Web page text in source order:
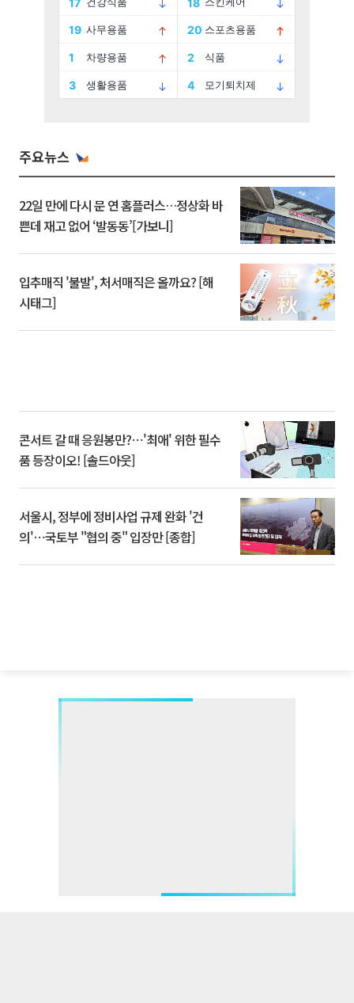
주요뉴스
22일 만에 다시 문 연 홈플러스…정상화 바
쁜데 재고 없어 ‘발동동’[가보니]
입추매직 '불발', 처서매직은 올까요? [해
시태그]
콘서트 갈 때 응원봉만?⋯'최애' 위한 필수
품 등장이오! [솔드아웃]
서울시, 정부에 정비사업 규제 완화 '건
의'⋯국토부 "협의 중" 입장만 [종합]